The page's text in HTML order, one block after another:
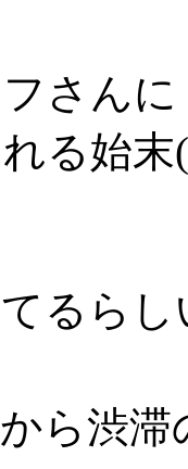
さん
る始末
るら
ら渋